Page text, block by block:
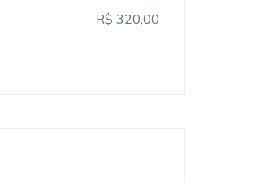
R$ 320,00